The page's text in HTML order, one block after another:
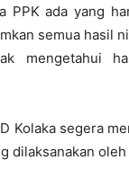
PPK ada yang
semua hasil
mengetahui
Kolaka segera
oleh